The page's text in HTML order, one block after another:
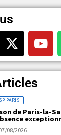
PARIS
de Paris-la-
mais la réalité
08/2026